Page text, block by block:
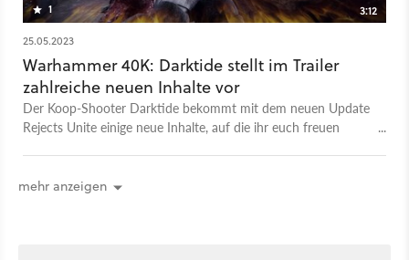
1
3:12
25.05.2023
Warhammer 40K: Darktide stellt im Trailer
zahlreiche neuen Inhalte vor
Der Koop-Shooter Darktide bekommt mit dem neuen Update
Rejects Unite einige neue Inhalte, auf die ihr euch freuen
es sich um die Chaosbrut handelt. Dieses riesige Monster
mehr anzeigen